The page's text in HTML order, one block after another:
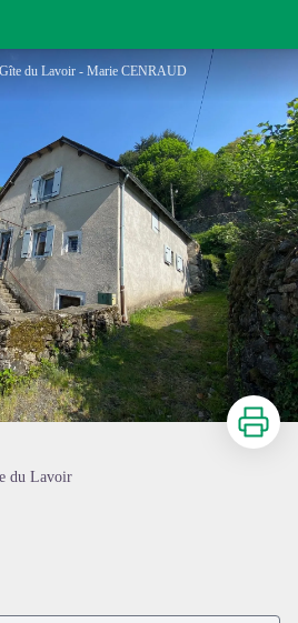
du Lavoir - Marie CENRAUD
Imprimer
du Lavoir